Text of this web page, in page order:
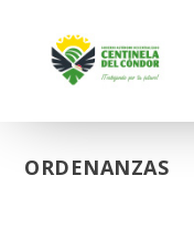
ORDENANZAS